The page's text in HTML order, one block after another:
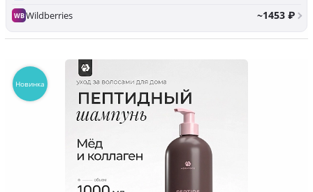
WBWildberries ~1453 ₽